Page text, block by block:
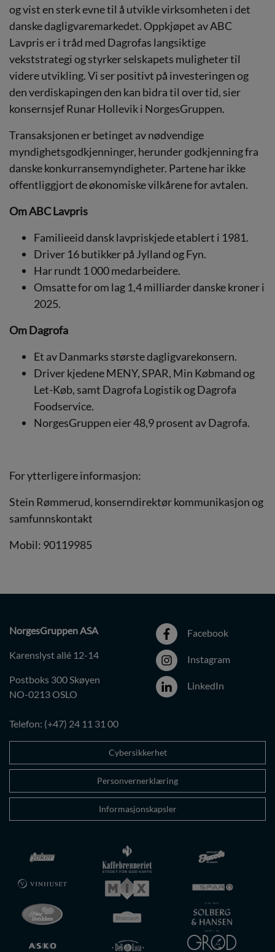
og vist en sterk evne til å utvikle virksomheten i det
danske dagligvaremarkedet. Oppkjøpet av ABC
Lavpris er i tråd med Dagrofas langsiktige
vekststrategi og styrker selskapets muligheter til
videre utvikling. Vi ser positivt på investeringen og
den verdiskapingen den kan bidra til over tid, sier
konsernsjef Runar Hollevik i NorgesGruppen.
Transaksjonen er betinget av nødvendige
myndighetsgodkjenninger, herunder godkjenning fra
danske konkurransemyndigheter. Partene har ikke
offentliggjort de økonomiske vilkårene for avtalen.
Om ABC Lavpris
Familieeid dansk lavpriskjede etablert i 1981.
Driver 16 butikker på Jylland og Fyn.
Har rundt 1 000 medarbeidere.
Omsatte for om lag 1,4 milliarder danske kroner i
2025.
Om Dagrofa
Et av Danmarks største dagligvarekonsern.
Driver kjedene MENY, SPAR, Min Købmand og
Let-Køb, samt Dagrofa Logistik og Dagrofa
Foodservice.
NorgesGruppen eier 48,9 prosent av Dagrofa.
For ytterligere informasjon:
Stein Rømmerud, konserndirektør kommunikasjon og
samfunnskontakt
Mobil: 90119985
NorgesGruppen ASA
Karenslyst allé 12-14
Postboks 300 Skøyen
NO-0213 OSLO
Telefon: (+47) 24 11 31 00
Facebook
Instagram
LinkedIn
Cybersikkerhet
Personvernerklæring
Informasjonskapsler